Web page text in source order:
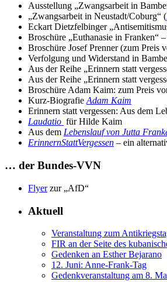
Ausstellung „Zwangsarbeit in
„Zwangsarbeit in Neustadt/Coburg“ (
Eckart Dietzfelbinger
Broschüre „Euthanasie in Franken“
Broschüre Josef Prenner (zum Preis
Verfolgung und Widerstand in
Aus der Reihe „Erinnern statt
Aus der Reihe „Erinnern statt
Broschüre Adam Kaim: zum Preis
Kurz-BiografieAdam Kaim
Erinnern statt vergessen: Aus dem
Laudatio für Hilde Kaim
Aus dem Lebenslauf von Jutta
ErinnernStattVergessen – ein
… der Bundes-VVN
Flyerzur „AfD“
Aktuell
Veranstaltung zum
FIR an der Seite des
Gedenken an Esther Bejarano
12. Juni: Anne-Frank-Tag
Gedenkveranstaltung am 8.